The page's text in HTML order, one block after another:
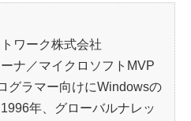
ワーク株式会社
ナ／マイクロソフトMVP
グラマー向けにWindowsの
年、グローバルナレッ